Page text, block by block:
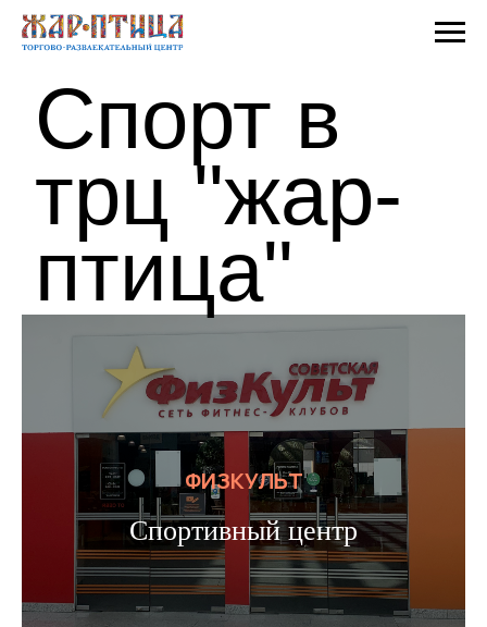
Спорт в
трц "жар-
птица"
ФИЗКУЛЬТ
Спортивный центр